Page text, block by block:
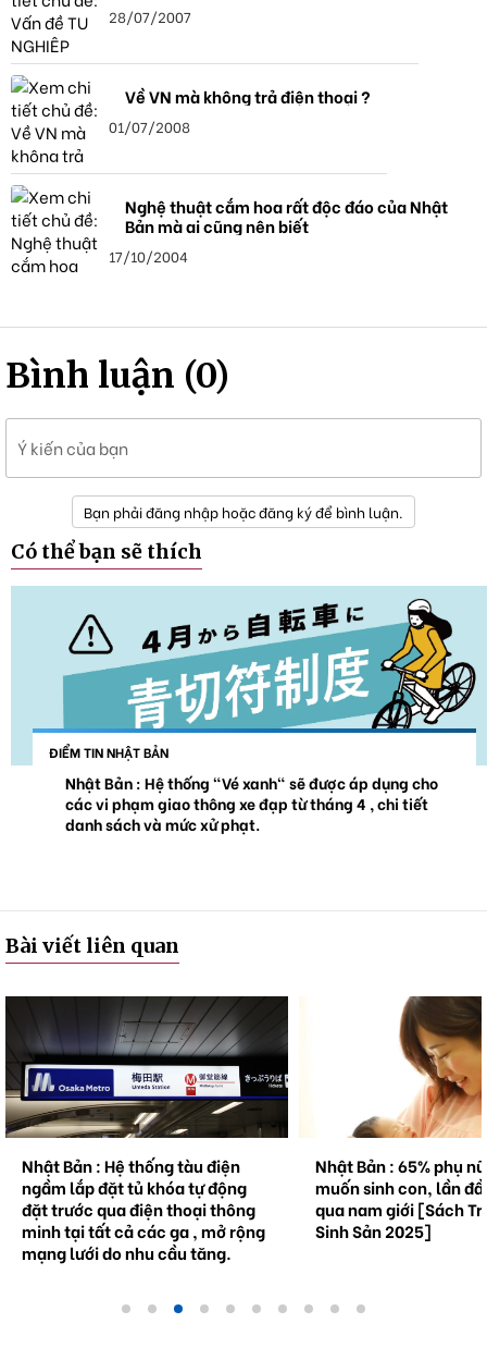
28/07/2007
Về VN mà không trả điện thoại ?
01/07/2008
Nghệ thuật cắm hoa rất độc đáo của Nhật
Bản mà ai cũng nên biết
17/10/2004
Bình luận (0)
Ý kiến của bạn
Bạn phải đăng nhập hoặc đăng ký để bình luận.
Có thể bạn sẽ thích
ĐIỂM TIN NHẬT BẢN
Nhật Bản : Hệ thống "Vé xanh" sẽ được áp dụng cho
các vi phạm giao thông xe đạp từ tháng 4 , chi tiết
danh sách và mức xử phạt.
Bài viết liên quan
Nhật Bản : Hệ thống tàu điện
ngầm lắp đặt tủ khóa tự động
đặt trước qua điện thoại thông
minh tại tất cả các ga , mở rộng
mạng lưới do nhu cầu tăng.
Nhật Bản : 65% phụ
muốn sinh con, lần
qua nam giới [Sách
Sinh Sản 2025]